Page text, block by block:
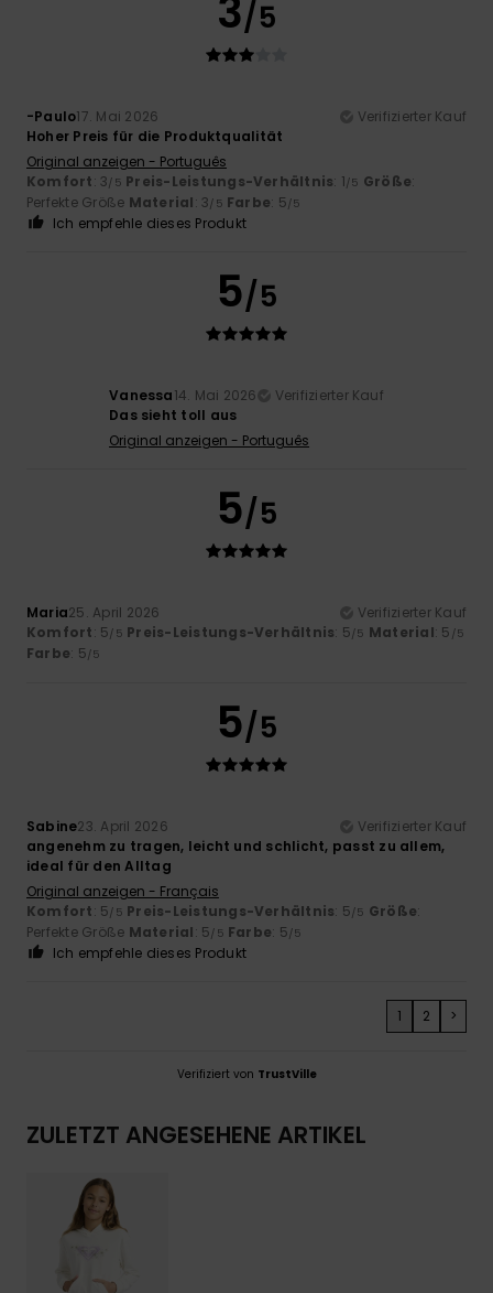
3/5
-Paulo17. Mai 2026
Verifizierter Kauf
Hoher Preis für die Produktqualität
Original anzeigen - Português
Komfort: 3/5 Preis-Leistungs-Verhältnis: 1/5 Größe:
Perfekte Größe Material: 3/5 Farbe: 5/5
Ich empfehle dieses Produkt
5/5
Vanessa14. Mai 2026
Verifizierter Kauf
Das sieht toll aus
Original anzeigen - Português
5/5
Maria25. April 2026
Verifizierter Kauf
Komfort: 5/5 Preis-Leistungs-Verhältnis: 5/5 Material: 5 /5
Farbe: 5/5
5/5
Sabine23. April 2026
Verifizierter Kauf
angenehm zu tragen, leicht und schlicht, passt zu allem,
ideal für den Alltag
Original anzeigen - Français
Komfort: 5/5 Preis-Leistungs-Verhältnis: 5/5 Größe:
Perfekte Größe Material: 5/5 Farbe: 5/5
Ich empfehle dieses Produkt
1 2 >
Verifiziert von TrustVille
ZULETZT ANGESEHENE ARTIKEL